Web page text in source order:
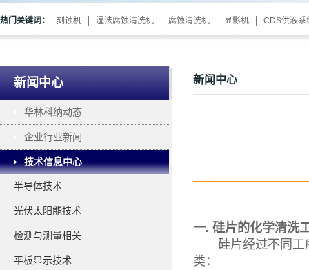
热门关键词： 刻蚀机 湿法腐蚀清洗机 腐蚀清洗机 显影机 CDS供液系
新闻中心
华林科纳动态
企业行业新闻
技术信息中心
半导体技术
光伏太阳能技术
检测与测量相关
平板显示技术
新闻中心
一. 硅片的化学清洗
硅片经过不同工序
类：